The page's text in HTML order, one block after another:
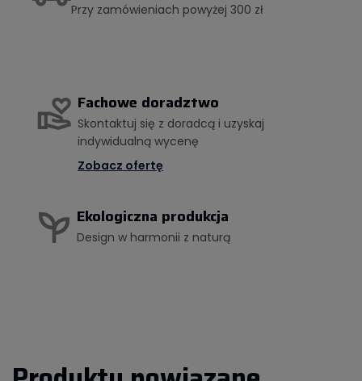
Przy zamówieniach powyżej 300 zł
Fachowe doradztwo
Skontaktuj się z doradcą i uzyskaj
indywidualną wycenę
Zobacz ofertę
Ekologiczna produkcja
Design w harmonii z naturą